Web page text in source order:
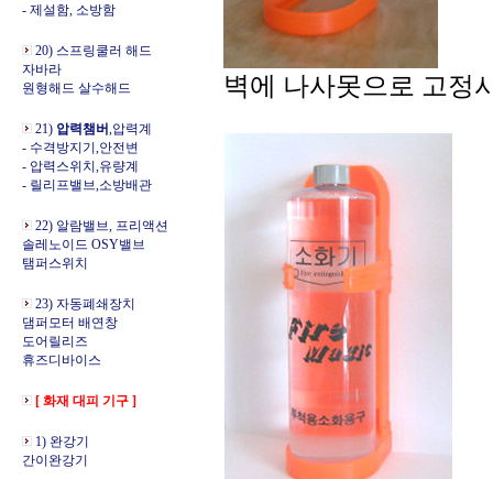
- 제설함, 소방함
20) 스프링쿨러 해드
자바라
원형해드 살수해드
21) 압력챔버,압력계
- 수격방지기,안전변
- 압력스위치,유량계
- 릴리프밸브,소방배관
22) 알람밸브, 프리액션
솔레노이드 OSY밸브
탬퍼스위치
23) 자동폐쇄장치
댐퍼모터 배연창
도어릴리즈
휴즈디바이스
[ 화재 대피 기구 ]
1) 완강기
간이완강기
벽에 나사못으로 고정